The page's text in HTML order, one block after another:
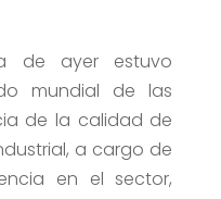
de ayer estuvo
mundial de las
de la calidad de
a cargo de
en el sector,